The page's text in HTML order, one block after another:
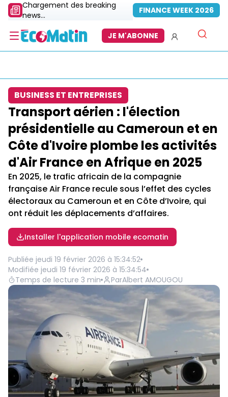
Chargement des breaking
news...
FINANCE WEEK 2026
JE M'ABONNE
BUSINESS ET ENTREPRISES
Transport aérien : l'élection
présidentielle au Cameroun et en
Côte d'Ivoire plombe les activités
d'Air France en Afrique en 2025
En 2025, le trafic africain de la compagnie
française Air France recule sous l’effet des cycles
électoraux au Cameroun et en Côte d’Ivoire, qui
ont réduit les déplacements d’affaires.
Installer l'application mobile ecomatin
Publiée jeudi 19 février 2026 à 15:34:52
Modifiée jeudi 19 février 2026 à 15:34:54
Temps de lecture 3 min ParAlbert AMOUGOU